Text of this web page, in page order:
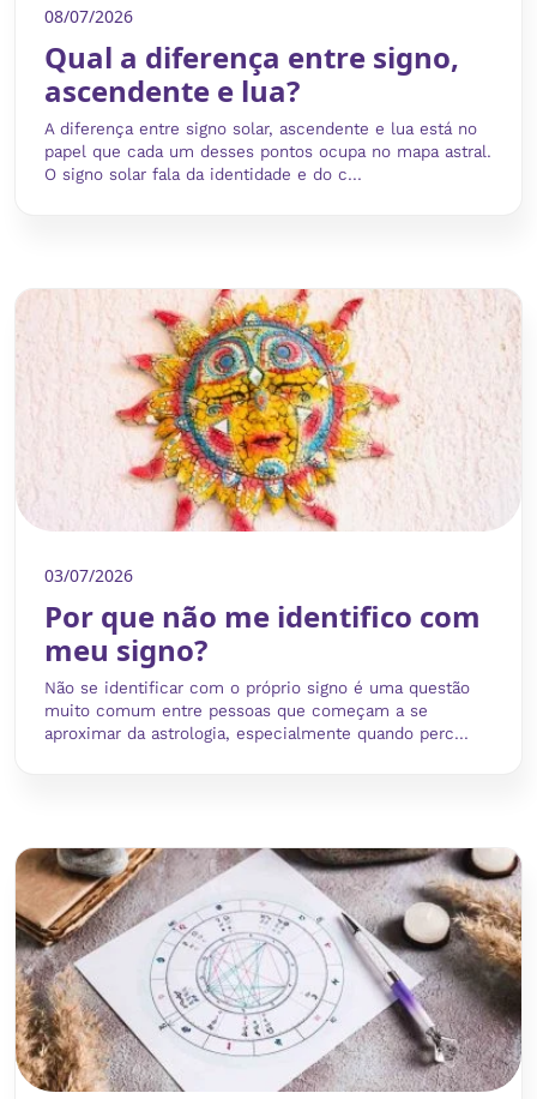
08/07/2026
Qual a diferença entre signo,
ascendente e lua?
A diferença entre signo solar, ascendente e lua está no
papel que cada um desses pontos ocupa no mapa astral.
O signo solar fala da identidade e do c...
03/07/2026
Por que não me identifico com
meu signo?
Não se identificar com o próprio signo é uma questão
muito comum entre pessoas que começam a se
aproximar da astrologia, especialmente quando perc...